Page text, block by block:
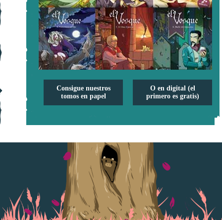
Consigue nuestros
tomos en papel
O en digital (el
primero es gratis)